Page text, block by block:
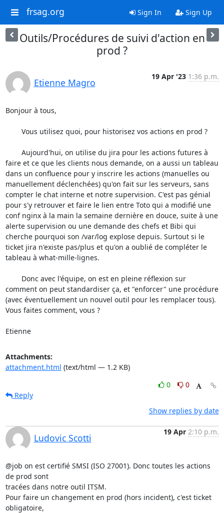
frsag.org Sign In Sign Up
Outils/Procédures de suivi d'action en
prod ?
Etienne Magro
19 Apr '23 1:36 p.m.
Bonjour à tous,
faire et ce que les clients nous demande, on a aussi un tableau
dans un confluence pour y inscrire les actions (manuelles ou
manuellement déclenchées) qu'on fait sur les serveurs, sans
compter le chat interne et notre supervision. C'est pas génial
pour s'y retrouver et faire le lien entre Toto qui a modifié une
conf nginx à la main la semaine dernière en douce, suite à une
alerte supervision ou une demande des chefs et Bibi qui
cherche pourquoi son /var/log explose depuis. Surtout si le
ticket jira n'existe pas/plus et qu'on a oublié de compléter le
tableau à what-mille-lignes.
comment on peut standardiser ça, et "enforcer" une procédure
(avec éventuellement un nouvel outil pour les remplacer tous).
Vous faites comment, vous ?
Etienne
Attachments:
attachment.html (text/html — 1.2 KB)
0
0
Reply
Show replies by date
Ludovic Scotti
19 Apr 2:10 p.m.
@job on est certifié SMSI (ISO 27001). Donc toutes les actions
de prod sont
tracées dans notre outil ITSM.
Pour faire un changement en prod (hors incident), c'est ticket
obligatoire,